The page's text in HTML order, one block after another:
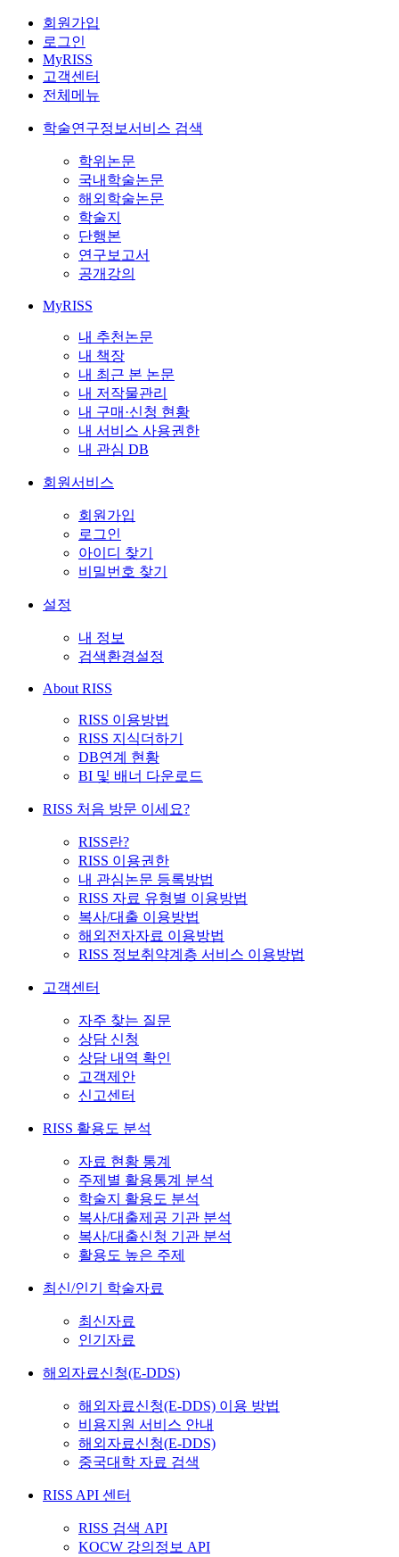
회원가입
로그인
MyRISS
고객센터
전체메뉴
학술연구정보서비스 검색
학위논문
국내학술논문
해외학술논문
학술지
단행본
연구보고서
공개강의
MyRISS
내 추천논문
내 책장
내 최근 본 논문
내 저작물관리
내 구매·신청 현황
내 서비스 사용권한
내 관심 DB
회원서비스
회원가입
로그인
아이디 찾기
비밀번호 찾기
설정
내 정보
검색환경설정
About RISS
RISS 이용방법
RISS 지식더하기
DB연계 현황
BI 및 배너 다운로드
RISS 처음 방문 이세요?
RISS란?
RISS 이용권한
내 관심논문 등록방법
RISS 자료 유형별 이용방법
복사/대출 이용방법
해외전자자료 이용방법
RISS 정보취약계층 서비스 이용방법
고객센터
자주 찾는 질문
상담 신청
상담 내역 확인
고객제안
신고센터
RISS 활용도 분석
자료 현황 통계
주제별 활용통계 분석
학술지 활용도 분석
복사/대출제공 기관 분석
복사/대출신청 기관 분석
활용도 높은 주제
최신/인기 학술자료
최신자료
인기자료
해외자료신청(E-DDS)
해외자료신청(E-DDS) 이용 방법
비용지원 서비스 안내
해외자료신청(E-DDS)
중국대학 자료 검색
RISS API 센터
RISS 검색 API
KOCW 강의정보 API